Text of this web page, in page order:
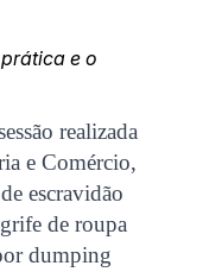
e o
realizada
e Comércio,
escravidão
de roupa
dumping